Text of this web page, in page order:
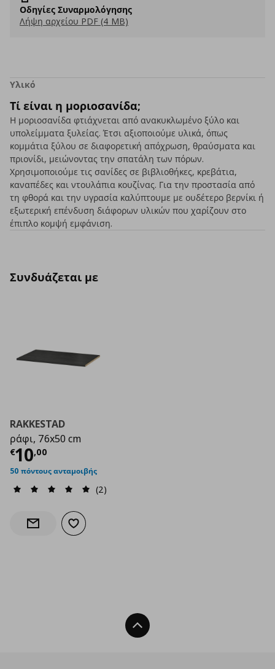
Οδηγίες Συναρμολόγησης
Λήψη αρχείου PDF (4 MB)
Υλικό
Τί είναι η μοριοσανίδα;
Η μοριοσανίδα φτιάχνεται από ανακυκλωμένο ξύλο και
υπολείμματα ξυλείας. Έτσι αξιοποιούμε υλικά, όπως
κομμάτια ξύλου σε διαφορετική απόχρωση, θραύσματα και
πριονίδι, μειώνοντας την σπατάλη των πόρων.
Χρησιμοποιούμε τις σανίδες σε βιβλιοθήκες, κρεβάτια,
καναπέδες και ντουλάπια κουζίνας. Για την προστασία από
τη φθορά και την υγρασία καλύπτουμε με ουδέτερο βερνίκι ή
εξωτερική επένδυση διάφορων υλικών που χαρίζουν στο
έπιπλο κομψή εμφάνιση.
Συνδυάζεται με
RAKKESTAD
ράφι, 76x50 cm
€10,00
Τρέχουσα τιμή
50 πόντους ανταμοιβής
(2)
Ενημέρωση διαθεσιμότητας
Προσθήκη στα αγαπημένα
Back To Top